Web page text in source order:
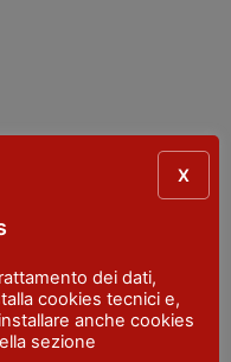
dei dati,
cookies tecnici e,
anche cookies
sezione
X